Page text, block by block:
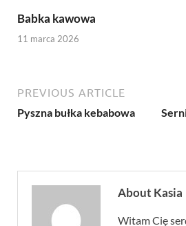
Babka kawowa
11 marca 2026
PREVIOUS ARTICLE
Pyszna bułka kebabowa
About Kasia
Witam Cię